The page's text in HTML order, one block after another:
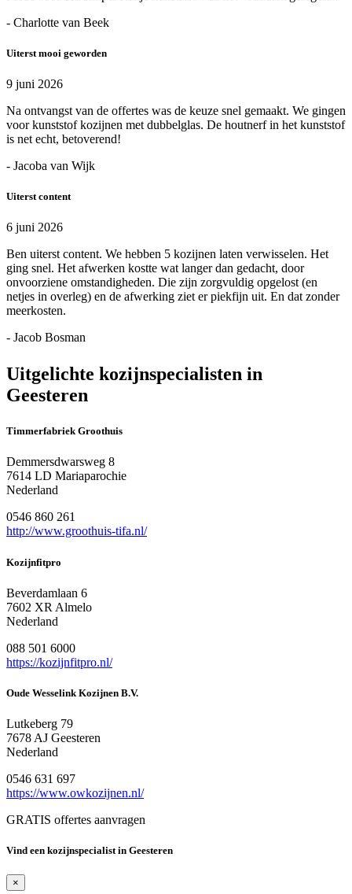
- Charlotte van Beek
Uiterst mooi geworden
9 juni 2026
Na ontvangst van de offertes was de keuze snel gemaakt. We gingen
voor kunststof kozijnen met dubbelglas. De houtnerf in het kunststof
is net echt, betoverend!
- Jacoba van Wijk
Uiterst content
6 juni 2026
Ben uiterst content. We hebben 5 kozijnen laten verwisselen. Het
ging snel. Het afwerken kostte wat langer dan gedacht, door
onvoorziene omstandigheden. Die zijn zorgvuldig opgelost (en
netjes in overleg) en de afwerking ziet er piekfijn uit. En dat zonder
meerkosten.
- Jacob Bosman
Uitgelichte kozijnspecialisten in
Geesteren
Timmerfabriek Groothuis
Demmersdwarsweg 8
7614 LD Mariaparochie
Nederland
0546 860 261
http://www.groothuis-tifa.nl/
Kozijnfitpro
Beverdamlaan 6
7602 XR Almelo
Nederland
088 501 6000
https://kozijnfitpro.nl/
Oude Wesselink Kozijnen B.V.
Lutkeberg 79
7678 AJ Geesteren
Nederland
0546 631 697
https://www.owkozijnen.nl/
GRATIS offertes aanvragen
Vind een kozijnspecialist in Geesteren
×